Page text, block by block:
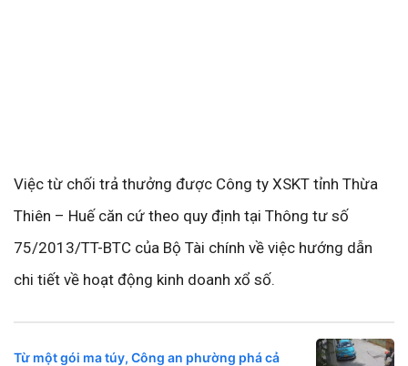
Việc từ chối trả thưởng được Công ty XSKT tỉnh Thừa
Thiên – Huế căn cứ theo quy định tại Thông tư số
75/2013/TT-BTC của Bộ Tài chính về việc hướng dẫn
chi tiết về hoạt động kinh doanh xổ số.
Từ một gói ma túy, Công an phường phá cả